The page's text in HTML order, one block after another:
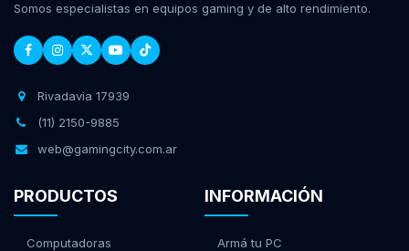
Somos especialistas en equipos gaming y de alto rendimiento.
Rivadavia 17939
(11) 2150-9885
web@gamingcity.com.ar
PRODUCTOS
Computadoras
INFORMACIÓN
Armá tu PC